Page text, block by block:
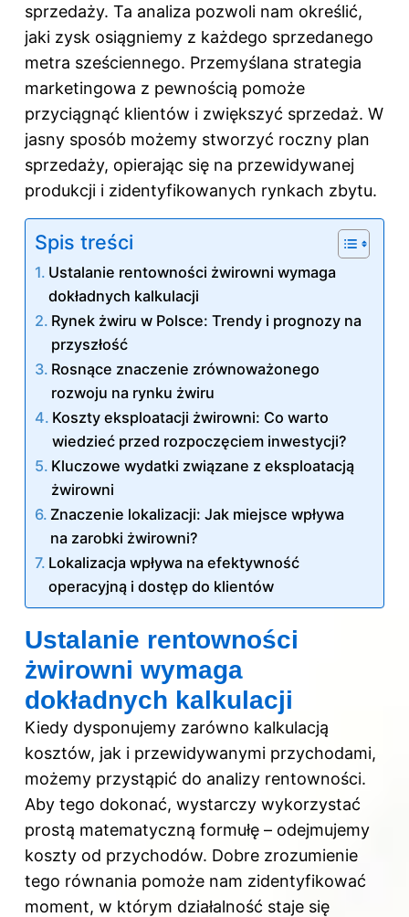
sprzedaży. Ta analiza pozwoli nam określić,
jaki zysk osiągniemy z każdego sprzedanego
metra sześciennego. Przemyślana strategia
marketingowa z pewnością pomoże
przyciągnąć klientów i zwiększyć sprzedaż. W
jasny sposób możemy stworzyć roczny plan
sprzedaży, opierając się na przewidywanej
produkcji i zidentyfikowanych rynkach zbytu.
Spis treści
Ustalanie rentowności żwirowni wymaga
dokładnych kalkulacji
Rynek żwiru w Polsce: Trendy i prognozy na
przyszłość
Rosnące znaczenie zrównoważonego
rozwoju na rynku żwiru
Koszty eksploatacji żwirowni: Co warto
wiedzieć przed rozpoczęciem inwestycji?
Kluczowe wydatki związane z eksploatacją
żwirowni
Znaczenie lokalizacji: Jak miejsce wpływa
na zarobki żwirowni?
Lokalizacja wpływa na efektywność
operacyjną i dostęp do klientów
Ustalanie rentowności
żwirowni wymaga
dokładnych kalkulacji
Kiedy dysponujemy zarówno kalkulacją
kosztów, jak i przewidywanymi przychodami,
możemy przystąpić do analizy rentowności.
Aby tego dokonać, wystarczy wykorzystać
prostą matematyczną formułę – odejmujemy
koszty od przychodów. Dobre zrozumienie
tego równania pomoże nam zidentyfikować
moment, w którym działalność staje się